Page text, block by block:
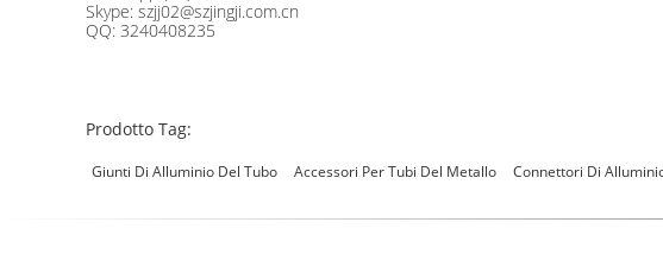
Skype: szjj02@szjingji.com.cn
QQ: 3240408235
Prodotto Tag:
Giunti Di Alluminio Del Tubo Accessori Per Tubi Del Metallo Connettori Di